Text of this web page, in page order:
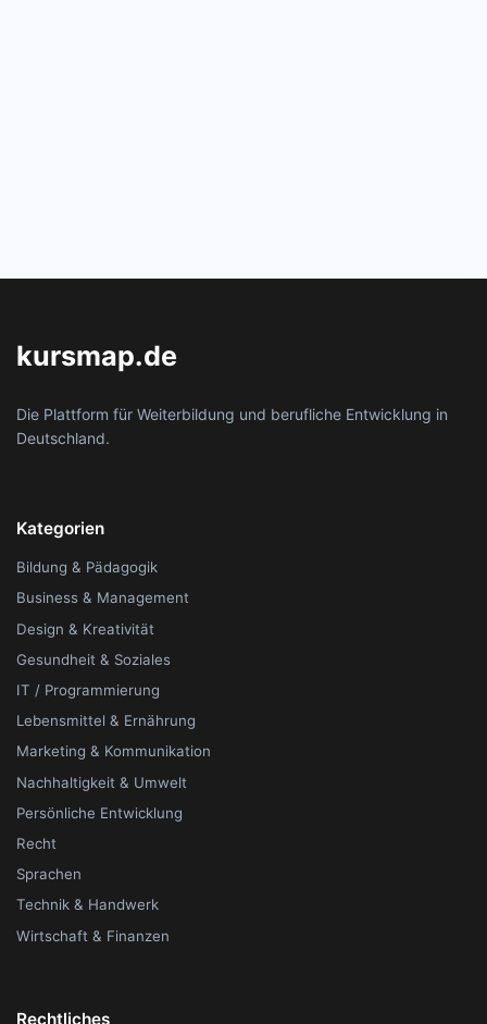
kursmap.de
Die Plattform für Weiterbildung und berufliche Entwicklung in
Deutschland.
Kategorien
Bildung & Pädagogik
Business & Management
Design & Kreativität
Gesundheit & Soziales
IT / Programmierung
Lebensmittel & Ernährung
Marketing & Kommunikation
Nachhaltigkeit & Umwelt
Persönliche Entwicklung
Recht
Sprachen
Technik & Handwerk
Wirtschaft & Finanzen
Rechtliches